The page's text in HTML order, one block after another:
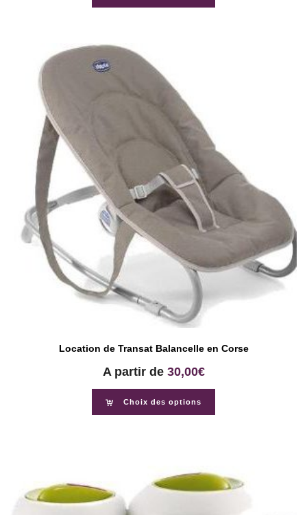
Location de Transat Balancelle en Corse
A partir de 30,00€
Choix des options